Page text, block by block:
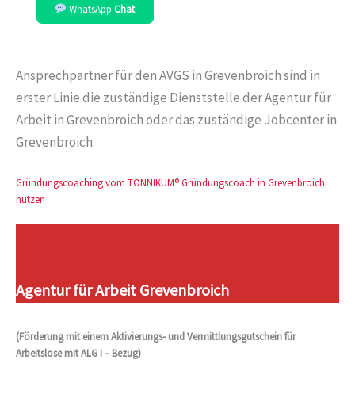
WhatsAppChat
Ansprechpartner für den AVGS in Grevenbroich sind in
erster Linie die zuständige Dienststelle der Agentur für
Arbeit in Grevenbroich oder das zuständige Jobcenter in
Grevenbroich.
Gründungscoaching vom TONNIKUM® Gründungscoach in Grevenbroich
nutzen
Agentur für Arbeit Grevenbroich
(Förderung mit einem Aktivierungs- und Vermittlungsgutschein für
Arbeitslose mit ALG I – Bezug)